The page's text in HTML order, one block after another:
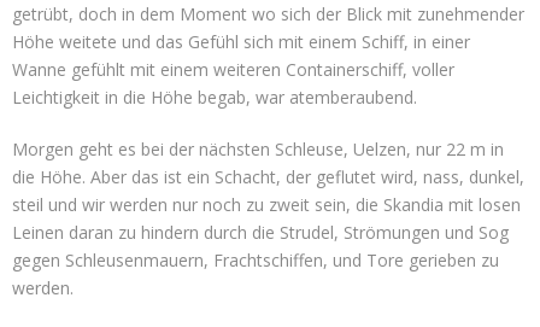
getrübt, doch in dem Moment wo sich der Blick mit zunehmender
Höhe weitete und das Gefühl sich mit einem Schiff, in einer
Wanne gefühlt mit einem weiteren Containerschiff, voller
Leichtigkeit in die Höhe begab, war atemberaubend.
Morgen geht es bei der nächsten Schleuse, Uelzen, nur 22 m in
die Höhe. Aber das ist ein Schacht, der geflutet wird, nass, dunkel,
steil und wir werden nur noch zu zweit sein, die Skandia mit losen
Leinen daran zu hindern durch die Strudel, Strömungen und Sog
gegen Schleusenmauern, Frachtschiffen, und Tore gerieben zu
werden.